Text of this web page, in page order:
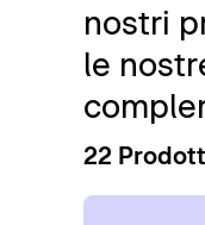
nostri
le
22